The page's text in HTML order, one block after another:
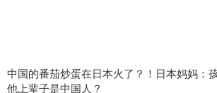
中国的番茄炒蛋在日本火了？！日本妈妈：
他上辈子是中国人？